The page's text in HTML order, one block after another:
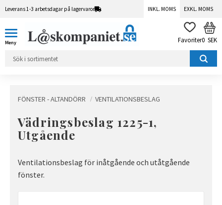
Leverans 1-3 arbetsdagar på lagervaror INKL. MOMS EXKL. MOMS
FAVORITER
0 SEK
FÖNSTER - ALTANDÖRR VENTILATIONSBESLAG
Vädringsbeslag 1225-1,
Utgående
Ventilationsbeslag för inåtgående och utåtgående
fönster.